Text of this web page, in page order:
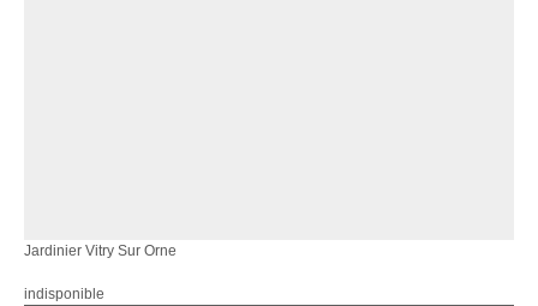
Jardinier Vitry Sur Orne
indisponible